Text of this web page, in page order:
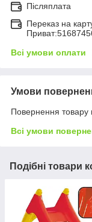
Післяплата
Переказ на
Всі умови оплати
Умови
Повернення товару
Всі умови
Подібні товари